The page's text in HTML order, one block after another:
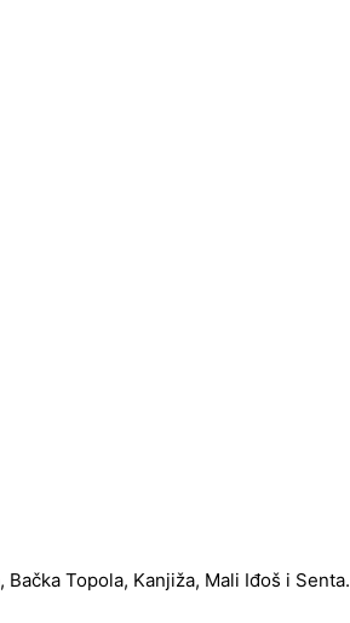
Topola, Kanjiža, Mali Iđoš i Senta.